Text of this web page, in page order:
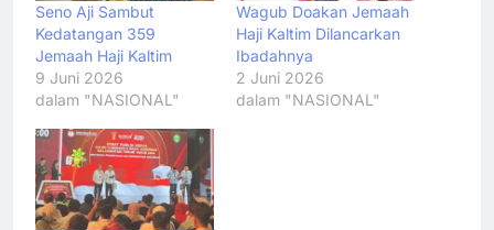
Seno Aji Sambut
Kedatangan 359
Jemaah Haji Kaltim
9 Juni 2026
dalam "NASIONAL"
Wagub Doakan Jemaah
Haji Kaltim Dilancarkan
Ibadahnya
2 Juni 2026
dalam "NASIONAL"